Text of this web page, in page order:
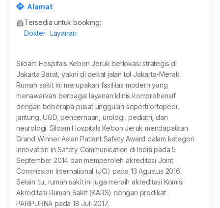
Alamat
Tersedia untuk booking:
Dokter Layanan
Siloam Hospitals Kebon Jeruk berlokasi strategis di
Jakarta Barat, yakni di dekat jalan tol Jakarta-Merak.
Rumah sakit ini merupakan fasilitas modern yang
menawarkan berbagai layanan klinis komprehensif
dengan beberapa pusat unggulan seperti ortopedi,
jantung, UGD, pencernaan, urologi, pediatri, dan
neurologi. Siloam Hospitals Kebon Jeruk mendapatkan
Grand Winner Asian Patient Safety Award dalam kategori
Innovation in Safety Communication di India pada 5
September 2014 dan memperoleh akreditasi Joint
Commission International (JCI) pada 13 Agustus 2016.
Selain itu, rumah sakit ini juga meraih akreditasi Komisi
Akreditasi Rumah Sakit (KARS) dengan predikat
PARIPURNA pada 18 Juli 2017.